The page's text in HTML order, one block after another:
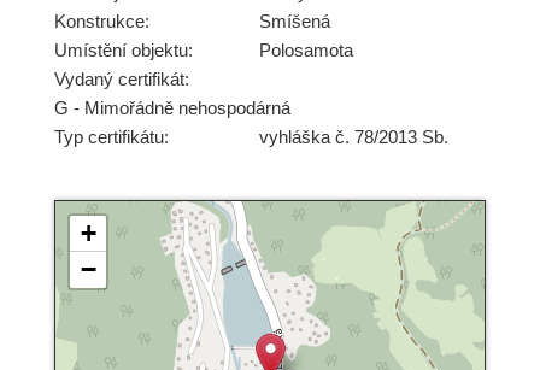
Konstrukce:
Smíšená
Umístění objektu:
Polosamota
Vydaný certifikát:
G - Mimořádně nehospodárná
Typ certifikátu:
vyhláška č. 78/2013 Sb.
+
−